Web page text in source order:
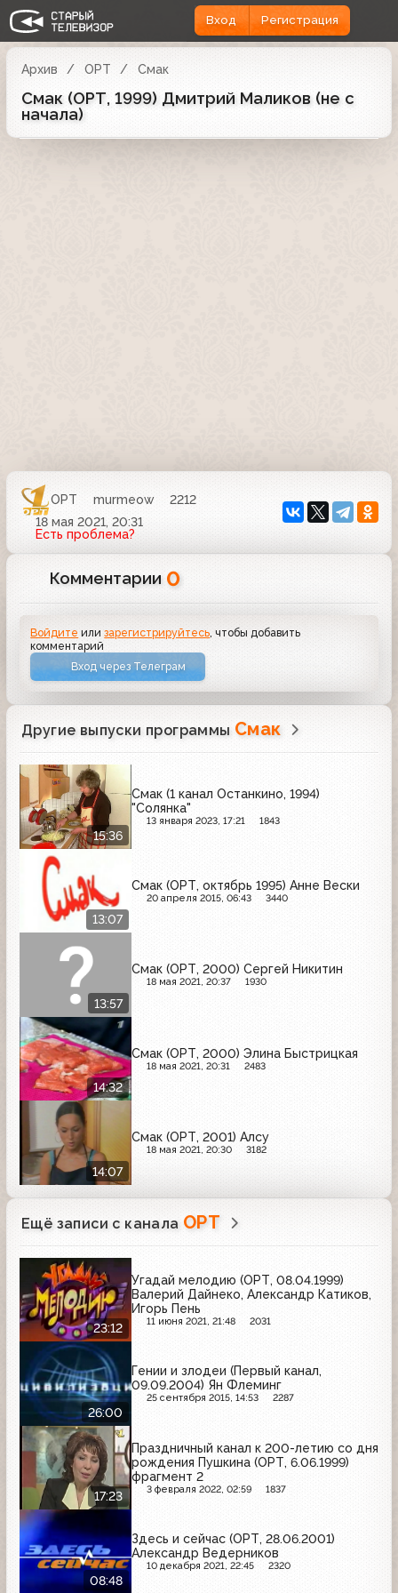
Вход Регистрация
Архив ОРТ Смак
Смак (ОРТ, 1999) Дмитрий Маликов (не с
начала)
ОРТ murmeow
2212
18 мая 2021, 20:31
Есть проблема?
Комментарии 0
Войдите илизарегистрируйтесь , чтобы добавить
комментарий
Вход через Телеграм
Другие выпуски программы Смак
15:36
Смак (1 канал Останкино, 1994)
"Солянка"
13 января 2023, 17:21 1843
13:07
Смак (ОРТ, октябрь 1995) Анне Вески
20 апреля 2015, 06:43 3440
13:57
Смак (ОРТ, 2000) Сергей Никитин
18 мая 2021, 20:37 1930
14:32
Смак (ОРТ, 2000) Элина Быстрицкая
18 мая 2021, 20:31 2483
14:07
Смак (ОРТ, 2001) Алсу
18 мая 2021, 20:30 3182
Ещё записи с канала ОРТ
23:12
Угадай мелодию (ОРТ, 08.04.1999)
Валерий Дайнеко, Александр Катиков,
Игорь Пень
11 июня 2021, 21:48 2031
26:00
Гении и злодеи (Первый канал,
09.09.2004) Ян Флеминг
25 сентября 2015, 14:53 2287
17:23
Праздничный канал к 200-летию со дня
рождения Пушкина (ОРТ, 6.06.1999)
фрагмент 2
3 февраля 2022, 02:59 1837
08:48
Здесь и сейчас (ОРТ, 28.06.2001)
Александр Ведерников
10 декабря 2021, 22:45 2320